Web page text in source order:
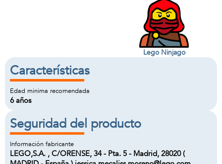
Lego Ninjago
Características
Edad minima recomendada
6 años
Seguridad del producto
Información fabricante
LEGO,S.A. , C/ORENSE, 34 - Pta. 5 - Madrid, 28020 (